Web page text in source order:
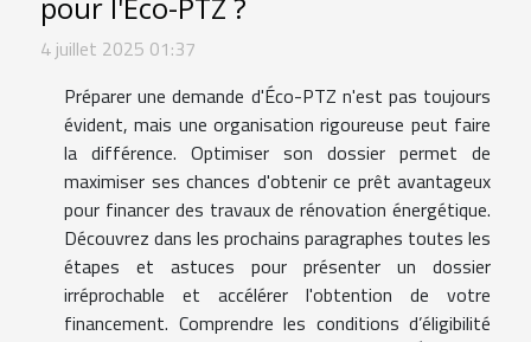
pour l'Éco-PTZ ?
4 juillet 2025 01:37
Préparer une demande d'Éco-PTZ n'est pas toujours
évident, mais une organisation rigoureuse peut faire
la différence. Optimiser son dossier permet de
maximiser ses chances d'obtenir ce prêt avantageux
pour financer des travaux de rénovation énergétique.
Découvrez dans les prochains paragraphes toutes les
étapes et astuces pour présenter un dossier
irréprochable et accélérer l'obtention de votre
financement. Comprendre les conditions d’éligibilité